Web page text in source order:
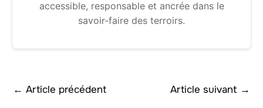
accessible, responsable et ancrée dans le
savoir-faire des terroirs.
← Article précédent Article suivant →